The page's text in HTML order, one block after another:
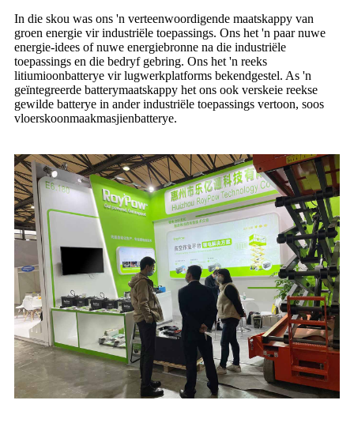
In die skou was ons 'n verteenwoordigende maatskappy van
groen energie vir industriële toepassings. Ons het 'n paar nuwe
energie-idees of nuwe energiebronne na die industriële
toepassings en die bedryf gebring. Ons het 'n reeks
litiumioonbatterye vir lugwerkplatforms bekendgestel. As 'n
geïntegreerde batterymaatskappy het ons ook verskeie reekse
gewilde batterye in ander industriële toepassings vertoon, soos
vloerskoonmaakmasjienbatterye.